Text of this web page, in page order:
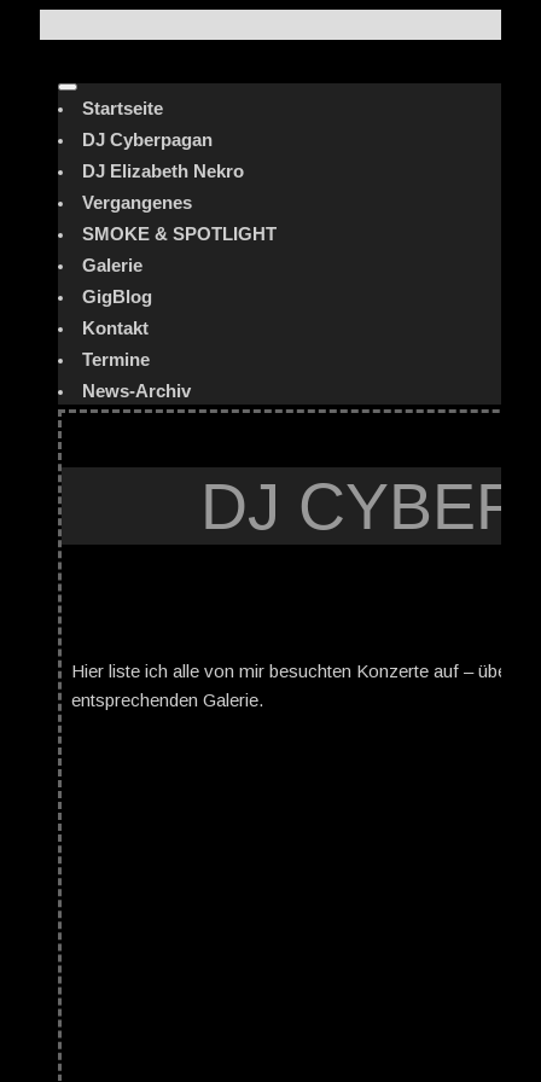
Startseite
DJ Cyberpagan
DJ Elizabeth Nekro
Vergangenes
SMOKE & SPOTLIGHT
Galerie
GigBlog
Kontakt
Termine
News-Archiv
DJ
Hier liste ich alle von mir besuchten Konzerte auf – über
entsprechenden Galerie.